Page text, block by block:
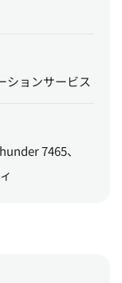
ションサービス
7465、